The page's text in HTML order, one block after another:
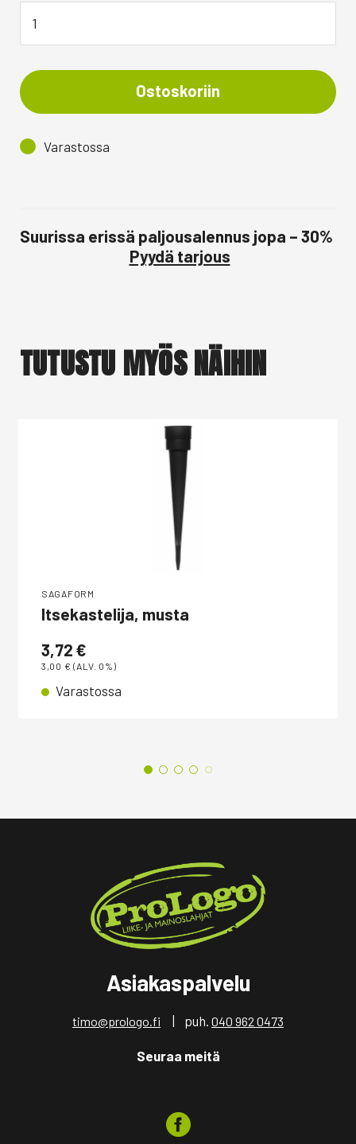
Ostoskoriin
Varastossa
Suurissa erissä paljousalennus jopa – 30%
Pyydä tarjous
TUTUSTU MYÖS NÄIHIN
SAGAFORM
Itsekastelija, musta
3,72 €
3,00 € (ALV. 0%)
Varastossa
Asiakaspalvelu
timo@prologo.fi | puh. 040 962 0473
Seuraa meitä